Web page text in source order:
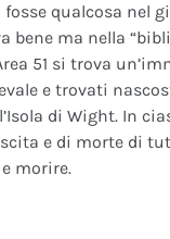
qualcosa nel
bene ma nella
51 si trova
e trovati
di Wight. In
e di morte di
morire.